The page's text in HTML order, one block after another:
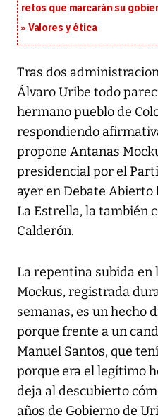
retos que marcarán su
Valores y ética
Tras dos
Álvaro Uribe todo
hermano pueblo de
respondiendo
propone Antanas
presidencial por el
ayer en Debate
La Estrella, la también
Calderón.
La repentina subida en
Mockus, registrada
semanas, es un hecho
porque frente a un
Manuel Santos, que
porque era el legítimo
deja al descubierto
años de Gobierno de